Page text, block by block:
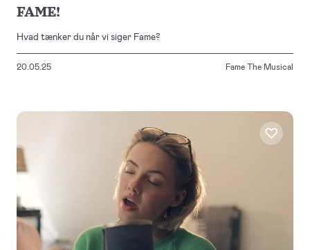
FAME!
Hvad tænker du når vi siger Fame?
20.05.25 Fame The Musical